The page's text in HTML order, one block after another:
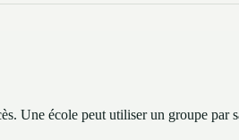
Une école peut utiliser un groupe